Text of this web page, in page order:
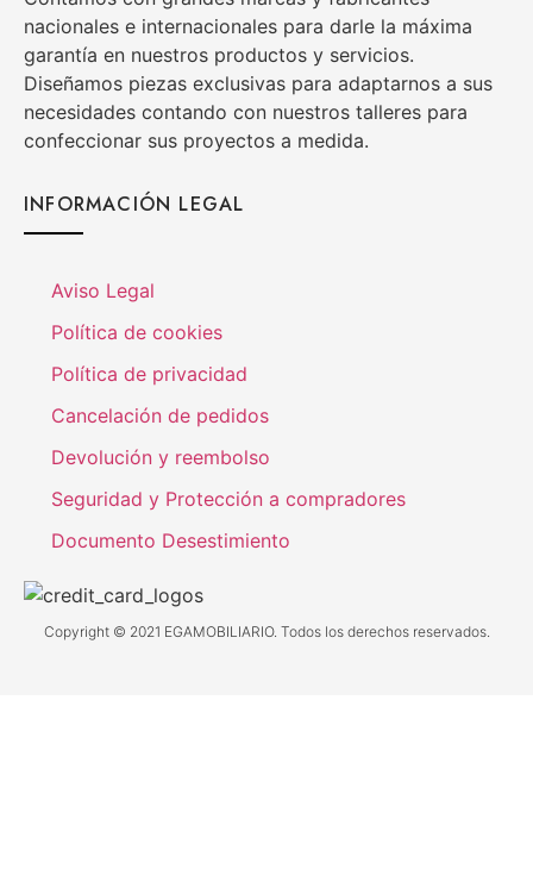
nacionales e internacionales para darle la máxima
garantía en nuestros productos y servicios.
Diseñamos piezas exclusivas para adaptarnos a sus
necesidades contando con nuestros talleres para
confeccionar sus proyectos a medida.
INFORMACIÓN LEGAL
Aviso Legal
Política de cookies
Política de privacidad
Cancelación de pedidos
Devolución y reembolso
Seguridad y Protección a compradores
Documento Desestimiento
Copyright © 2021 EGAMOBILIARIO. Todos los derechos reservados.